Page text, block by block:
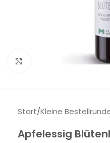
Klick zum Vergrößern
Start/Kleine
Apfelessig